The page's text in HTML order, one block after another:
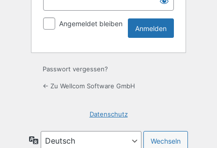
Angemeldet bleiben
Passwort vergessen?
← Zu Wellcom Software GmbH
Datenschutz
Sprache